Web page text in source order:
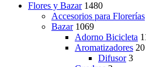
Flores y Bazar 1480
Accesorios para Florerías
Bazar 1069
Adorno Bicicleta
Aromatizadores 20
Difusor 3